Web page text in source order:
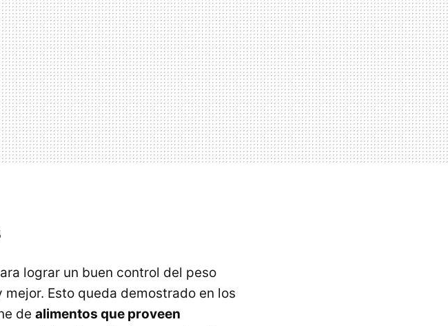
lograr un buen control del peso
Esto queda demostrado en los
de alimentos que proveen